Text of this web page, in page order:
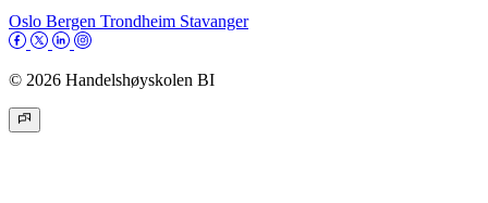
Oslo Bergen Trondheim Stavanger
© 2026 Handelshøyskolen BI